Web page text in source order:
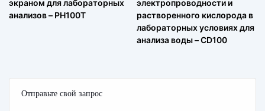
Отправьте свой запрос
экраном для лабораторных
анализов – PH100T
электропроводности и
растворенного кислорода в
лабораторных условиях для
анализа воды – CD100